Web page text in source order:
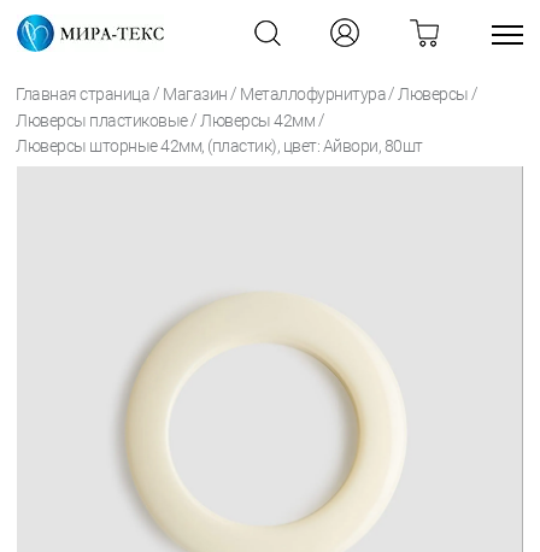
Главная страница / Магазин / Металлофурнитура / Люверсы /
Люверсы пластиковые / Люверсы 42мм /
Люверсы шторные 42мм, (пластик), цвет: Айвори, 80шт